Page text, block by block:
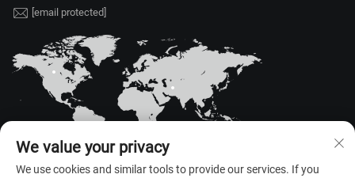
[email protected]
We value your privacy
We use cookies and similar tools to provide our services. If you